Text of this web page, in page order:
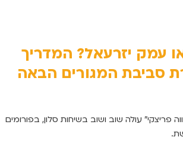
עמק יזרעאל? המדריך
סביבת המגורים הבאה
פריצקי” עולה שוב ושוב בשיחות סלון, בפורומים